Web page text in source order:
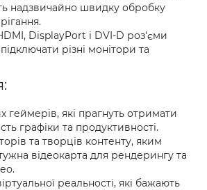
надзвичайно швидку обробку
DisplayPort і DVI-D роз'єми
різні монітори та
геймерів, які прагнуть отримати
графіки та продуктивності.
та творців контенту, яким
відеокарта для рендерингу та
реальності, які бажають